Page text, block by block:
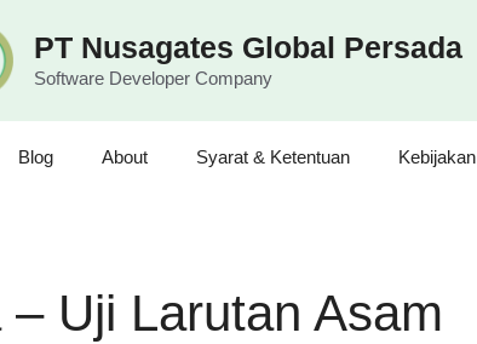
PT Nusagates Global Persada
Software Developer Company
Blog About Syarat & Ketentuan Kebijakan
Uji Larutan Asam